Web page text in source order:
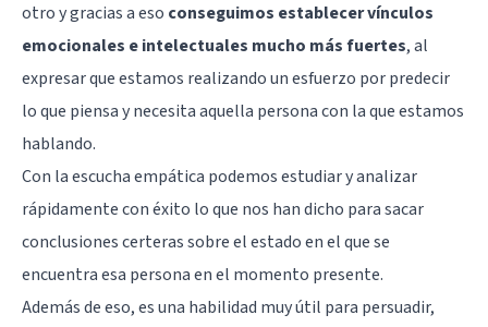
otro y gracias a eso conseguimos establecer vínculos
emocionales e intelectuales mucho más fuertes, al
expresar que estamos realizando un esfuerzo por predecir
lo que piensa y necesita aquella persona con la que estamos
hablando.
Con la escucha empática podemos estudiar y analizar
rápidamente con éxito lo que nos han dicho para sacar
conclusiones certeras sobre el estado en el que se
encuentra esa persona en el momento presente.
Además de eso, es una habilidad muy útil para persuadir,